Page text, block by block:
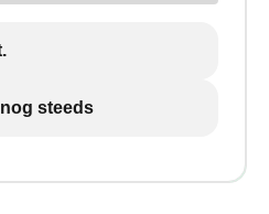
steeds